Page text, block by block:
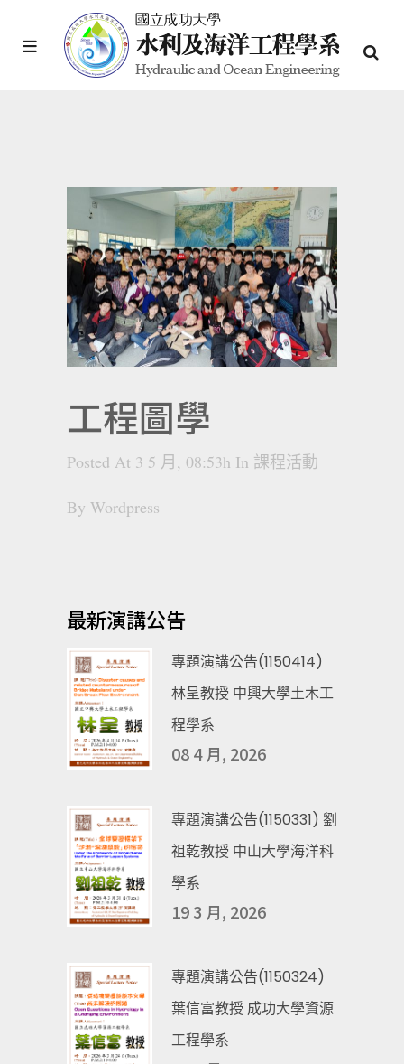
工程圖學
Posted At 3 5 月, 08:53h In 課程活動
By Wordpress
最新演講公告
專題演講公告(1150414)
林呈教授 中興大學土木工
程學系
08 4 月, 2026
專題演講公告(1150331) 劉
祖乾教授 中山大學海洋科
學系
19 3 月, 2026
專題演講公告(1150324)
葉信富教授 成功大學資源
工程學系